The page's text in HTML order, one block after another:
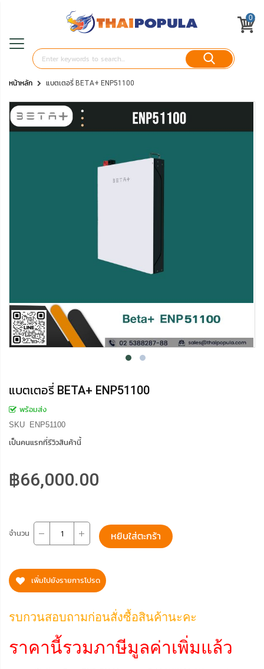
0
หน้าหลัก แบตเตอรี่ BETA+ ENP51100
แบตเตอรี่ BETA+ ENP51100
พร้อมส่ง
SKU
ENP51100
เป็นคนแรกที่รีวิวสินค้านี้
฿66,000.00
จำนวน หยิบใส่ตะกร้า
เพิ่มไปยังรายการโปรด
รบกวนสอบถามก่อนสั่งซื้อสินค้านะคะ
ราคานี้รวมภาษีมูลค่าเพิ่มแล้ว